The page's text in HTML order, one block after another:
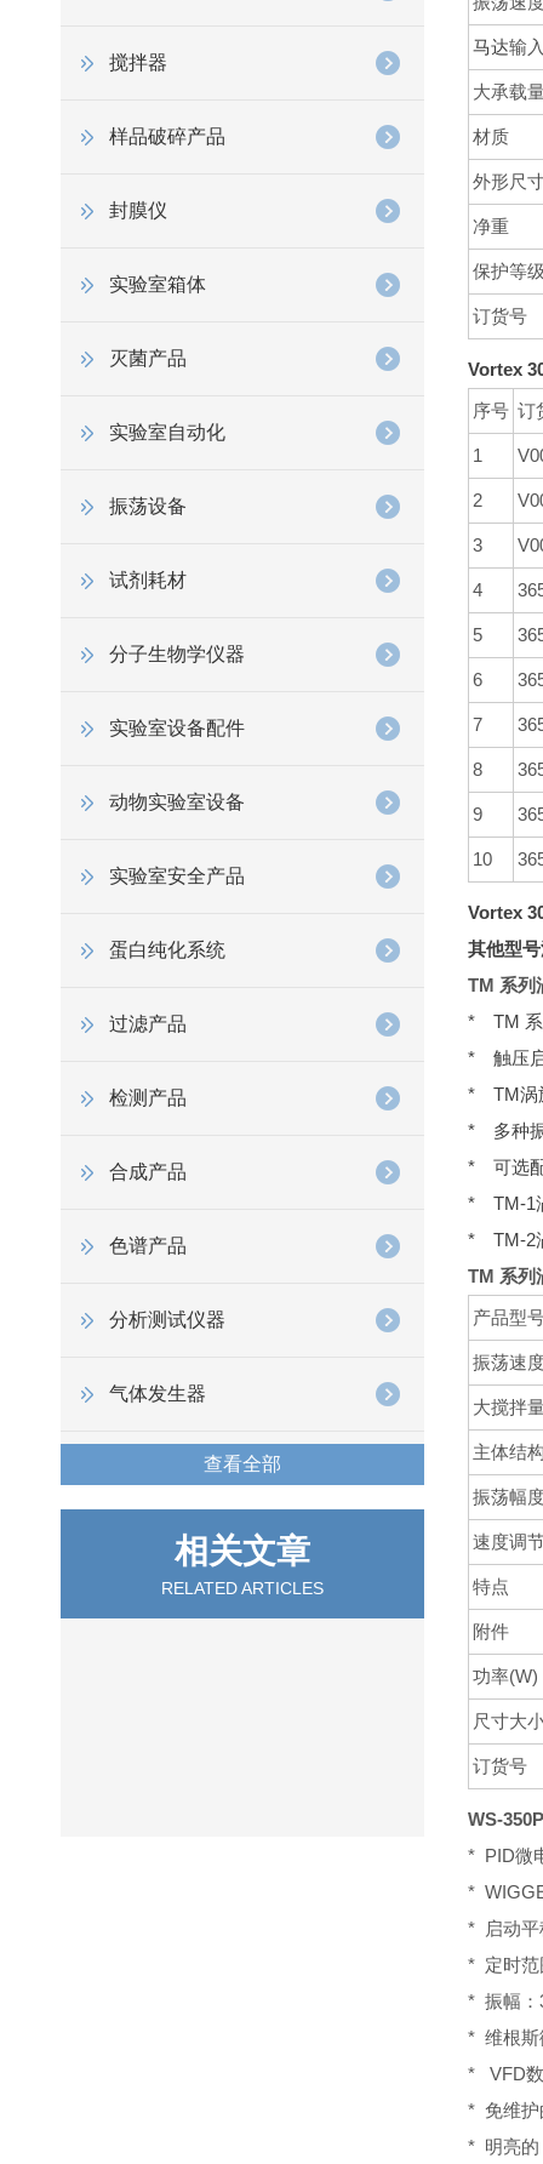
搅拌器
样品破碎产品
封膜仪
实验室箱体
灭菌产品
实验室自动化
振荡设备
试剂耗材
分子生物学仪器
实验室设备配件
动物实验室设备
实验室安全产品
蛋白纯化系统
过滤产品
检测产品
合成产品
色谱产品
分析测试仪器
气体发生器
查看全部
相关文章
RELATED ARTICLES
马达输
大承载
材质
外形尺
净重
保护等
订货号
Vortex
序号 订
1
2
3
4
5
6
7
8
9
10
Vortex
其他型
TM 系列
* TM 系
* 触压启
* TM涡
* 多种振
* 可选配
* TM-1
* TM-2
TM 系列
产品型
振荡速
大搅拌
主体结
振荡幅
速度调
特点
附件
功率(W)
尺寸大
订货号
WS-
* PID微
*
* 启动平
* 定时范
* 振幅：
* 维根
* VFD数
* 免维护
* 明亮的